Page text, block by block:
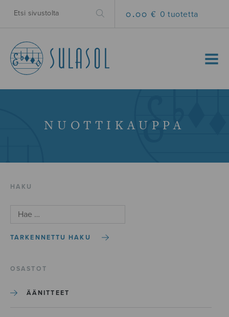
0.00 € 0 tuotetta
MENU
NUOTTIKAUPPA
HAKU
TARKENNETTU HAKU
OSASTOT
ÄÄNITTEET